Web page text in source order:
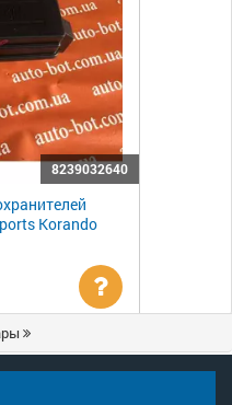
8239032640
Korando
Уточнить
цену